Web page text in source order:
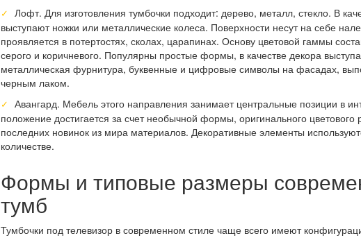
Лофт. Для изготовления тумбочки подходит: дерево, металл, стекло. В
выступают ножки или металлические колеса. Поверхности несут на себе
проявляется в потертостях, сколах, царапинах. Основу цветовой гаммы
серого и коричневого. Популярны простые формы, в качестве декора
металлическая фурнитура, буквенные и цифровые символы на фасадах,
черным лаком.
Авангард. Мебель этого направления занимает центральные позиции в
положение достигается за счет необычной формы, оригинального цветового
последних новинок из мира материалов. Декоративные элементы
количестве.
Формы и типовые размеры
тумб
Тумбочки под телевизор в современном стиле чаще всего имеют